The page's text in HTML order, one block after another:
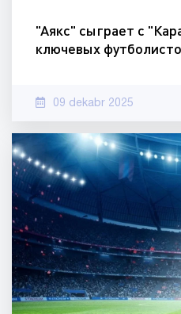
"Аякс" сыграет с
ключевых
09 dekabr 2025